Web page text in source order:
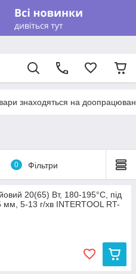
знаходяться на
0 Фільтри
20(65) Вт, 180-195°C, під
мм, 5-13 г/хв INTERTOOL RT-